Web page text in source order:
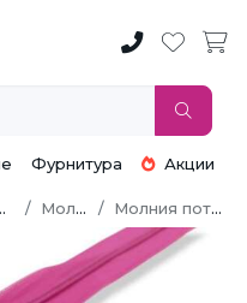
Фурнитура Акции
Молнии Молния потайная